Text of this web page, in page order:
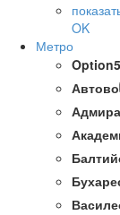
OK
Метро
Option5
Автово